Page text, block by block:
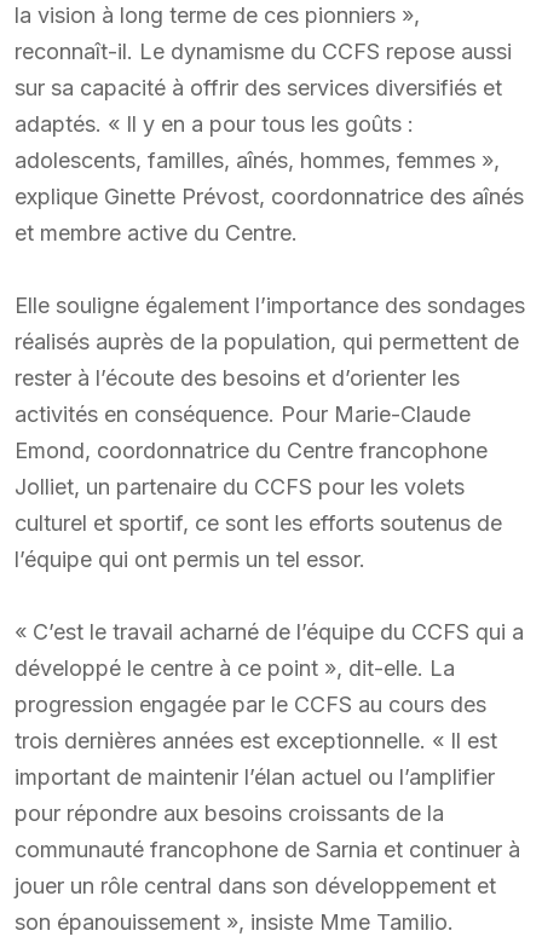
la vision à long terme de ces pionniers »,
reconnaît-il. Le dynamisme du CCFS repose aussi
sur sa capacité à offrir des services diversifiés et
adaptés. « Il y en a pour tous les goûts :
adolescents, familles, aînés, hommes, femmes »,
explique Ginette Prévost, coordonnatrice des aînés
et membre active du Centre.
Elle souligne également l’importance des sondages
réalisés auprès de la population, qui permettent de
rester à l’écoute des besoins et d’orienter les
activités en conséquence. Pour Marie-Claude
Emond, coordonnatrice du Centre francophone
Jolliet, un partenaire du CCFS pour les volets
culturel et sportif, ce sont les efforts soutenus de
l’équipe qui ont permis un tel essor.
« C’est le travail acharné de l’équipe du CCFS qui a
développé le centre à ce point », dit-elle. La
progression engagée par le CCFS au cours des
trois dernières années est exceptionnelle. « Il est
important de maintenir l’élan actuel ou l’amplifier
pour répondre aux besoins croissants de la
communauté francophone de Sarnia et continuer à
jouer un rôle central dans son développement et
son épanouissement », insiste Mme Tamilio.